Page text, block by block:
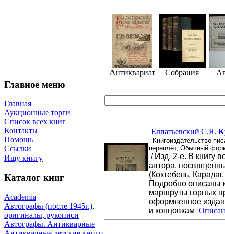
Главное меню
Главная
Аукционные торги
Список всех книг
Контакты
Помощь
Ссылки
Ищу книгу
Каталог книг
Academia
Автографы (после 1945г.),
оригиналы, рукописи
Автографы. Антикварные
Антиквариат Собрания
Елпатьевский С.Я.
Книгоиздательство
переплёт, Обычный
/ Изд. 2-е. В книгу
автора,
(Коктебель,
Подробно описаны
маршруты горных
оформленное
и концовкам